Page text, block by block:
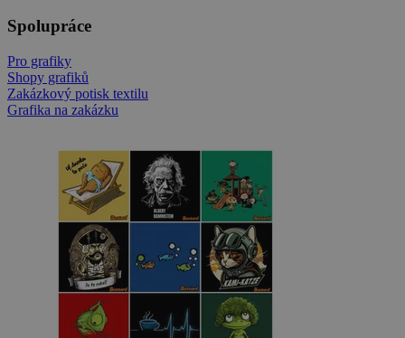
Spolupráce
Pro grafiky
Shopy grafiků
Zakázkový potisk textilu
Grafika na zakázku